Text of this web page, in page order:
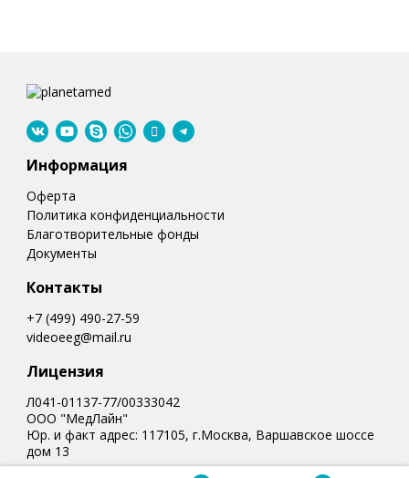
Информация
Оферта
Политика конфиденциальности
Благотворительные фонды
Документы
Контакты
+7 (499) 490-27-59
videoeeg@mail.ru
Лицензия
Л041-01137-77/00333042
ООО "МедЛайн"
Юр. и факт адрес: 117105, г.Москва, Варшавское шоссе
дом 13